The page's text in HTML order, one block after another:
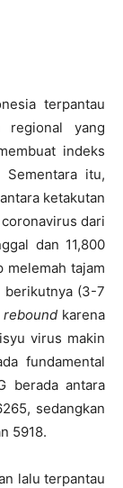
terpantau
regional yang
indeks
Sementara itu,
ketakutan
dari
dan 11,800
melemah tajam
berikutnya (3-7
reboundkarena
virus makin
fundamental
berada antara
sedangkan
5918.
lalu terpantau